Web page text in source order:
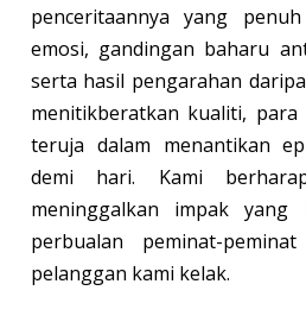
penceritaannya yang
emosi, gandingan baharu
serta hasil pengarahan
menitikberatkan kualiti,
teruja dalam menantikan
demi hari. Kami
meninggalkan impak
perbualan peminat-
pelanggan kami kelak.